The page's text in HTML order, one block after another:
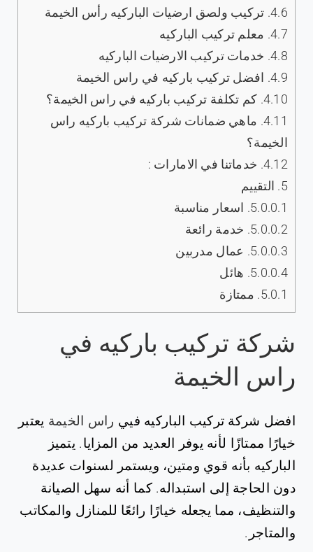
4.6. تركيب ولصق ارضيات الباركيه رأس الخيمة
4.7. معلم تركيب الباركيه
4.8. خدمات تركيب الارضيات الباركيه
4.9. افضل تركيب باركيه في راس الخيمة
4.10. كم تكلفة تركيب باركيه في راس الخيمة؟
4.11. ماهي ضمانات شركة تركيب باركيه راس
الخيمة؟
4.12. خدماتنا في الامارات :
5. التقييم
5.0.0.1. اسعار مناسبة
5.0.0.2. خدمة رائعة
5.0.0.3. عمال مدربين
5.0.0.4. هائل
5.0.1. ممتازة
شركة تركيب باركيه في
راس الخيمة
افضل شركة تركيب الباركيه فيي راس الخيمة يعتبر
خيارًا ممتازًا لأنه يوفر العديد من المزايا. يتميز
الباركيه بأنه قوي ومتين، ويستمر لسنوات عديدة
دون الحاجة إلى استبداله. كما أنه سهل الصيانة
والتنظيف، مما يجعله خيارًا رائعًا للمنازل والمكاتب
والمتاجر.